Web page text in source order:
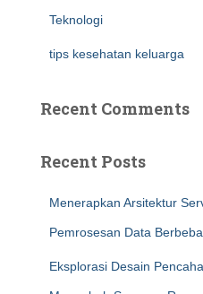
Teknologi
tips kesehatan keluarga
Recent Comments
Recent Posts
Menerapkan Arsitektur
Pemrosesan Data
Eksplorasi Desain